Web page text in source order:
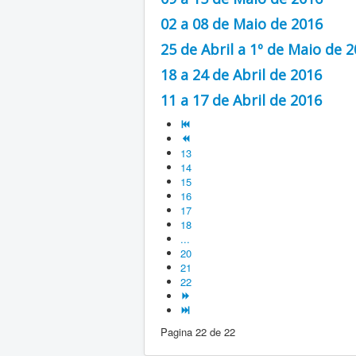
02 a 08 de Maio de 2016
25 de Abril a 1º de Maio de
18 a 24 de Abril de 2016
11 a 17 de Abril de 2016
13
14
15
16
17
18
...
20
21
22
Pagina 22 de 22